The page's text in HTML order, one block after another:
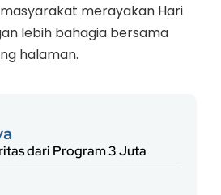
merayakan Hari
lebih bahagia bersama
halaman.
dari Program 3 Juta